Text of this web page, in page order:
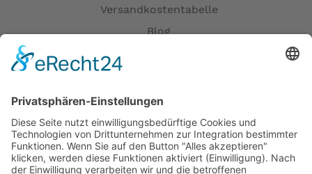
Versandkostentabelle
Blog
Öffnungszeiten
Versandpartner
Verfügbarkeiten